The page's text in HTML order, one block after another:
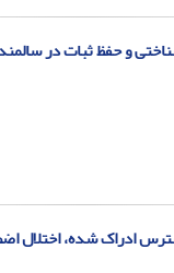
و حفظ ثبات در
ادراک شده، اختلال